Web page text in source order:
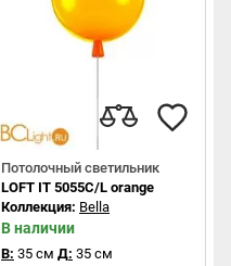
Потолочный светильник
LOFT IT 5055C/L orange
Коллекция: Bella
В наличии
В: 35 см Д: 35 см